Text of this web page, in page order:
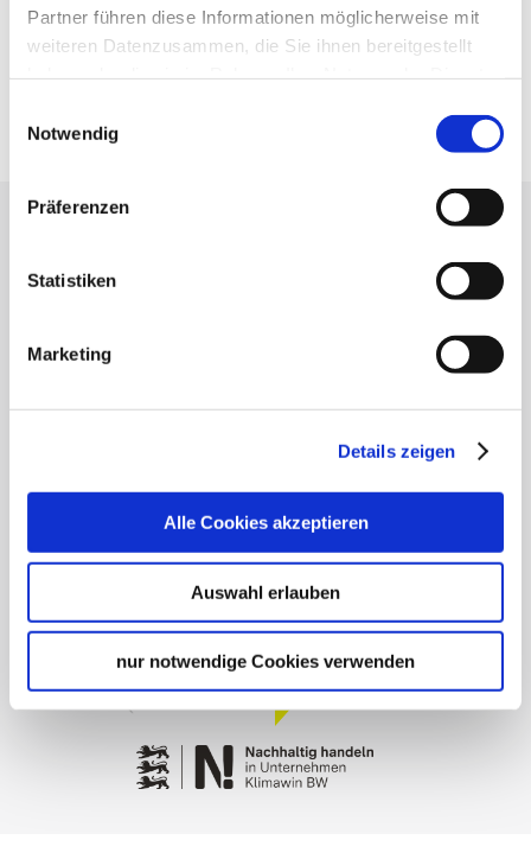
Partner führen diese Informationen möglicherweise mit
weiteren Datenzusammen, die Sie ihnen bereitgestellt
Impressum
Notwendig
Präferenzen
Statistiken
Marketing
Details zeigen
Alle Cookies akzeptieren
Auswahl erlauben
nur notwendige Cookies verwenden
Deutsche Bahn AG
DB timetable information
Google Maps
Stuttgart Convention Bureau
General terms and conditions
Contact
Masthead